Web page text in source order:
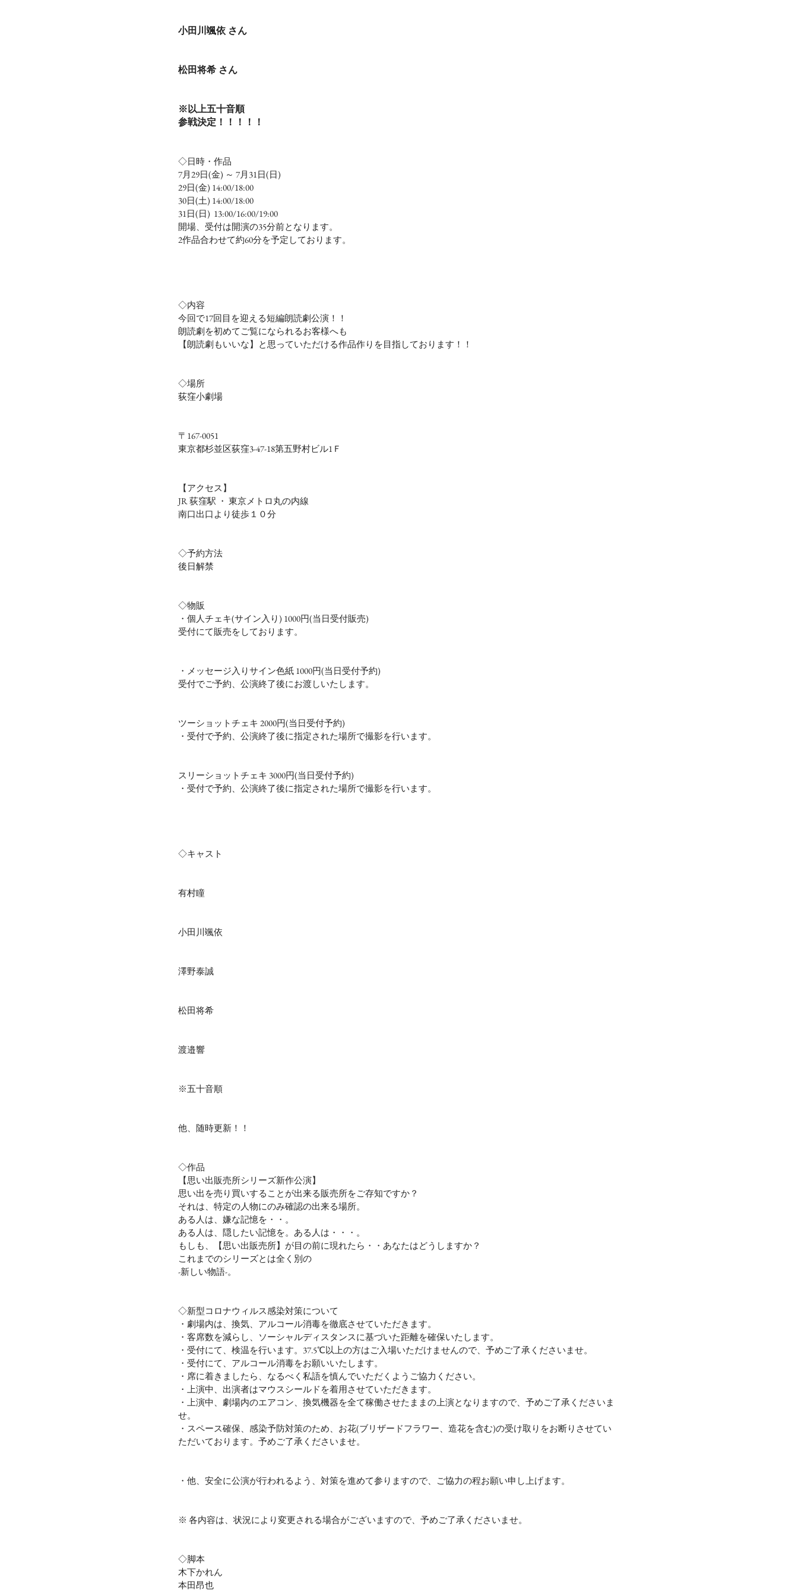
小田川颯依 さん
松田将希 さん
※以上五十音順
参戦決定！！！！！
◇日時・作品
7月29日(金) ～ 7月31日(日)
29日(金) 14:00/18:00
30日(土) 14:00/18:00
31日(日)  13:00/16:00/19:00
開場、受付は開演の35分前となります。
2作品合わせて約60分を予定しております。
◇内容
今回で17回目を迎える短編朗読劇公演！！
朗読劇を初めてご覧になられるお客様へも
【朗読劇もいいな】と思っていただける作品作りを目指しております！！
◇場所
荻窪小劇場
〒167-0051
東京都杉並区荻窪3-47-18第五野村ビル1Ｆ
【アクセス】
JR 荻窪駅 ・ 東京メトロ丸の内線
南口出口より徒歩１０分
◇予約方法
後日解禁
◇物販
・個人チェキ(サイン入り) 1000円(当日受付販売)
受付にて販売をしております。
・メッセージ入りサイン色紙 1000円(当日受付予約)
受付でご予約、公演終了後にお渡しいたします。
ツーショットチェキ 2000円(当日受付予約)
・受付で予約、公演終了後に指定された場所で撮影を行います。
スリーショットチェキ 3000円(当日受付予約)
・受付で予約、公演終了後に指定された場所で撮影を行います。
◇キャスト
有村瞳
小田川颯依
澤野泰誠
松田将希
渡邉響
※五十音順
他、随時更新！！
◇作品
【思い出販売所シリーズ新作公演】
思い出を売り買いすることが出来る販売所をご存知ですか？
それは、特定の人物にのみ確認の出来る場所。
ある人は、嫌な記憶を・・。
ある人は、隠したい記憶を。ある人は・・・。
もしも、【思い出販売所】が目の前に現れたら・・あなたはどうしますか？
これまでのシリーズとは全く別の
-新しい物語-。
◇新型コロナウィルス感染対策について
・劇場内は、換気、アルコール消毒を徹底させていただきます。
・客席数を減らし、ソーシャルディスタンスに基づいた距離を確保いたします。
・受付にて、検温を行います。37.5℃以上の方はご入場いただけませんので、予めご了承くださいませ。
・受付にて、アルコール消毒をお願いいたします。
・席に着きましたら、なるべく私語を慎んでいただくようご協力ください。
・上演中、出演者はマウスシールドを着用させていただきます。
・上演中、劇場内のエアコン、換気機器を全て稼働させたままの上演となりますので、予めご了承くださいま
せ。
・スペース確保、感染予防対策のため、お花(ブリザードフラワー、造花を含む)の受け取りをお断りさせてい
ただいております。予めご了承くださいませ。
・他、安全に公演が行われるよう、対策を進めて参りますので、ご協力の程お願い申し上げます。
※ 各内容は、状況により変更される場合がございますので、予めご了承くださいませ。
◇脚本
木下かれん
本田昂也